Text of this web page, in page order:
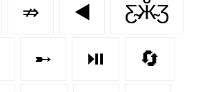
⇏ ◀️ Ƹ̴Ӂ̴Ʒ
➸ ⏯️ 🔄